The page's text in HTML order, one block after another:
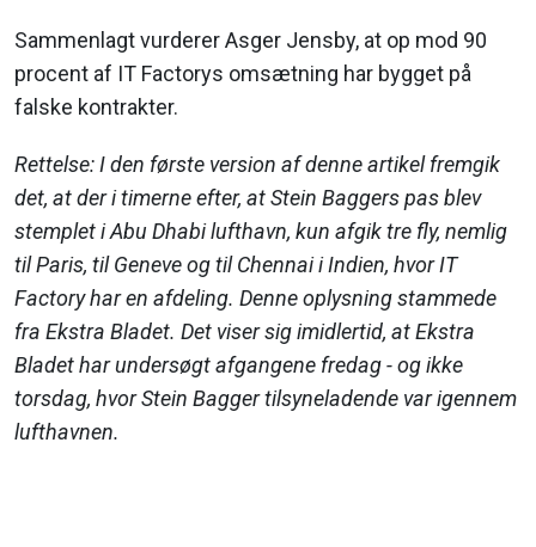
Sammenlagt vurderer Asger Jensby, at op mod 90
procent af IT Factorys omsætning har bygget på
falske kontrakter.
Rettelse: I den første version af denne artikel fremgik
det, at der i timerne efter, at Stein Baggers pas blev
stemplet i Abu Dhabi lufthavn, kun afgik tre fly, nemlig
til Paris, til Geneve og til Chennai i Indien, hvor IT
Factory har en afdeling. Denne oplysning stammede
fra Ekstra Bladet. Det viser sig imidlertid, at Ekstra
Bladet har undersøgt afgangene fredag - og ikke
torsdag, hvor Stein Bagger tilsyneladende var igennem
lufthavnen.